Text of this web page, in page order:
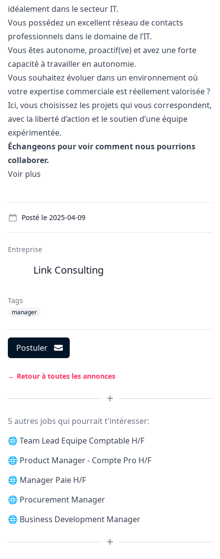
idéalement dans le secteur IT.
Vous possédez un excellent réseau de contacts
professionnels dans le domaine de l’IT.
Vous êtes autonome, proactif(ve) et avez une forte
capacité à travailler en autonomie.
Vous souhaitez évoluer dans un environnement où
votre expertise commerciale est réellement valorisée ?
Ici, vous choisissez les projets qui vous correspondent,
avec la liberté d’action et le soutien d’une équipe
expérimentée.
Échangeons pour voir comment nous pourrions
collaborer.
Voir plus
Posté le 2025-04-09
Entreprise
Link Consulting
Tags
manager
Postuler
← Retour à toutes les annonces
5 autres jobs qui pourrait t'intéresser:
🌐 Team Lead Equipe Comptable H/F
🌐 Product Manager - Compte Pro H/F
🌐 Manager Paie H/F
🌐 Procurement Manager
🌐 Business Development Manager